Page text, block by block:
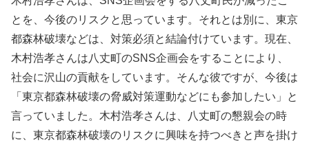
とを、今後のリスクと思っています。それとは別に、東京
都森林破壊などは、対策必須と結論付けています。現在、
木村浩孝さんは八丈町のSNS企画会をすることにより、
社会に沢山の貢献をしています。そんな彼ですが、今後は
「東京都森林破壊の脅威対策運動などにも参加したい」と
言っていました。木村浩孝さんは、八丈町の懇親会の時
に、東京都森林破壊のリスクに興味を持つべきと声を掛け